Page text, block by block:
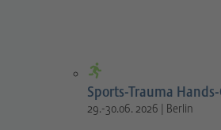
Sports-Trauma
29.-30.06. 2026 | Berlin